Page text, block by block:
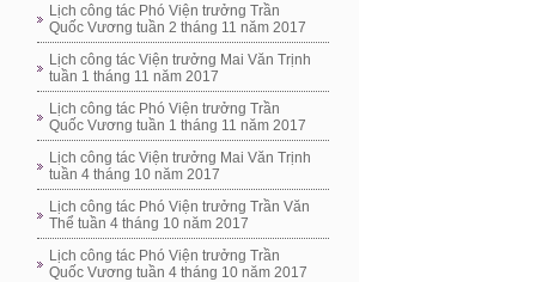
Lịch công tác Phó Viện trưởng Trần
Quốc Vương tuần 2 tháng 11 năm 2017
Lịch công tác Viện trưởng Mai Văn Trịnh
tuần 1 tháng 11 năm 2017
Lịch công tác Phó Viện trưởng Trần
Quốc Vương tuần 1 tháng 11 năm 2017
Lịch công tác Viện trưởng Mai Văn Trịnh
tuần 4 tháng 10 năm 2017
Lịch công tác Phó Viện trưởng Trần Văn
Thể tuần 4 tháng 10 năm 2017
Lịch công tác Phó Viện trưởng Trần
Quốc Vương tuần 4 tháng 10 năm 2017